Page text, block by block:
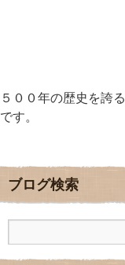
５００年の歴史を誇る
です。
ブログ検索